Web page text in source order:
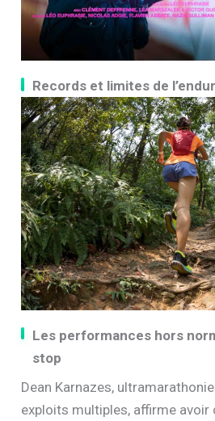
Records et limites de
Les performances hors
stop
Dean Karnazes,
exploits multiples, affirme avoir